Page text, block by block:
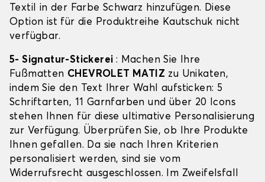
Textil in der Farbe Schwarz hinzufügen. Diese
Option ist für die Produktreihe Kautschuk nicht
verfügbar.
5- Signatur-Stickerei : Machen Sie Ihre
Fußmatten CHEVROLET MATIZ zu Unikaten,
indem Sie den Text Ihrer Wahl aufsticken: 5
Schriftarten, 11 Garnfarben und über 20 Icons
stehen Ihnen für diese ultimative Personalisierung
zur Verfügung. Überprüfen Sie, ob Ihre Produkte
Ihnen gefallen. Da sie nach Ihren Kriterien
personalisiert werden, sind sie vom
Widerrufsrecht ausgeschlossen. Im Zweifelsfall